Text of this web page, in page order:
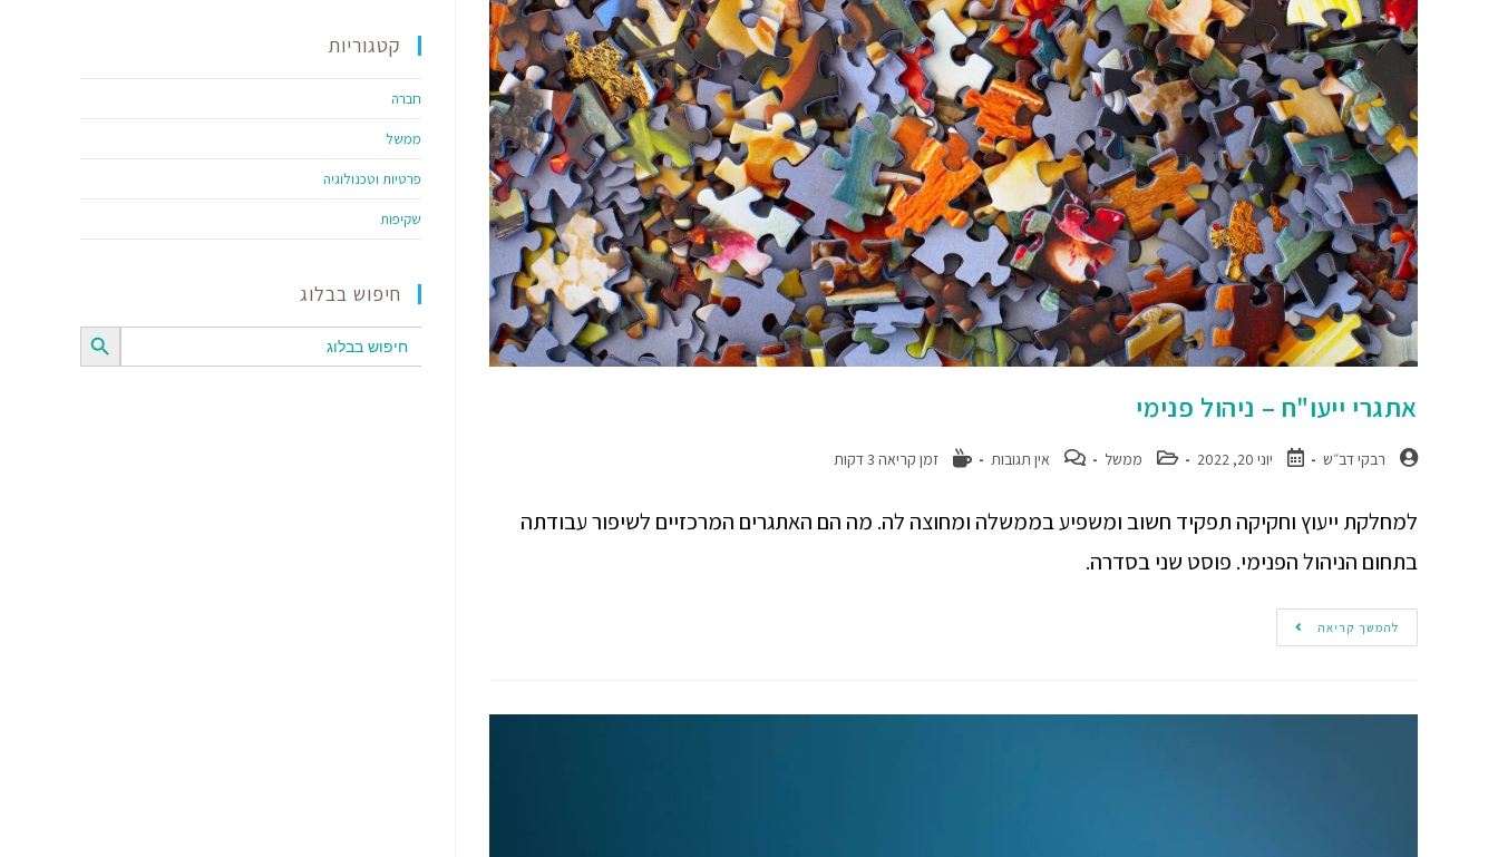
אתגרי ייעו"ח – ניהול פנימי
רבקי דב״ש יוני 20, 2022 ממשל אין תגובות זמן קריאה 3 דקות
למחלקת ייעוץ וחקיקה תפקיד חשוב ומשפיע בממשלה ומחוצה לה. מה הם האתגרים המרכזיים לשיפור עבודתה
בתחום הניהול הפנימי. פוסט שני בסדרה.
להמשך קריאה
קטגוריות
חברה
ממשל
פרטיות וטכנולוגיה
שקיפות
חיפוש בבלוג
Search
for:
SEARCH BUTTON